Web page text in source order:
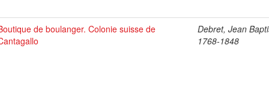
de boulanger. Colonie suisse de
Debret, Jean
1768-1848